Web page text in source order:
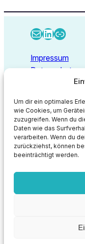
Um dir ein optimales
wie Cookies, um
zuzugreifen. Wenn du
Daten wie das
verarbeiten. Wenn du
zurückziehst, können
beeinträchtigt werden.
E-Mail LinkedIn Link
Impressum
Datenschutz
Proudly